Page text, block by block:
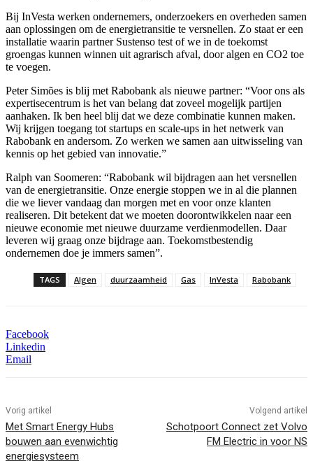
Bij InVesta werken ondernemers, onderzoekers en overheden samen
aan oplossingen om de energietransitie te versnellen. Zo staat er een
installatie waarin partner Sustenso test of we in de toekomst
groengas kunnen winnen uit agrarisch afval, door algen en CO2 toe
te voegen.
Peter Simões is blij met Rabobank als nieuwe partner: “Voor ons als
expertisecentrum is het van belang dat zoveel mogelijk partijen
aanhaken. Ik ben heel blij dat we deze combinatie kunnen maken.
Wij krijgen toegang tot startups en scale-ups in het netwerk van
Rabobank en andersom. Zo werken we samen aan uitwisseling van
kennis op het gebied van innovatie.”
Ralph van Soomeren: “Rabobank wil bijdragen aan het versnellen
van de energietransitie. Onze energie stoppen we in al die plannen
die we liever vandaag dan morgen met en voor onze klanten
realiseren. Dit betekent dat we moeten doorontwikkelen naar een
nieuwe economie met nieuwe duurzame verdienmodellen. Daar
leveren wij graag onze bijdrage aan. Toekomstbestendig
ondernemen doe je immers samen”.
TAGS Algen duurzaamheid Gas InVesta Rabobank
Facebook
Linkedin
Email
Vorig artikel
Met Smart Energy Hubs
bouwen aan evenwichtig
energiesysteem
Volgend artikel
Schotpoort Connect zet Volvo
FM Electric in voor NS